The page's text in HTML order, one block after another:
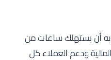
أن يستهلك ساعات من
ودعم العملاء كل